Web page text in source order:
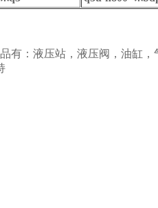
有：液压站，液压阀，油缸